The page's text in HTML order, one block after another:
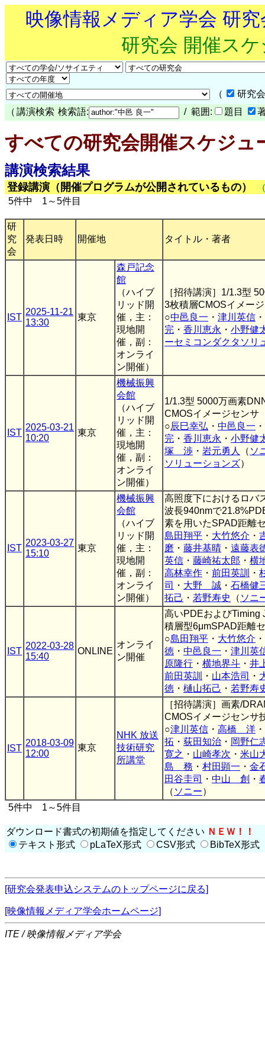
映像情報メディア学会 研
研究会 開催ス
（
研究
（ 講演検索 検索語: / 範囲: 題目
すべての研究会開催スケジュ
講演検索結果
登録講演（開催プログラムが公開されているもの）
5件中 1～5件目
研
究
会
発表日時 開催地 タイトル・著者
IST
2025-11-21
13:30
東京
森戸記念
館
（ハイブ
リッド開
催，主：
現地開
催，副：
オンライ
ン開催）
［招待講演］1/1.3型
3枚積層CMOSイメー
○中邑良一 ・ 津川英信 ・
完 ・ 香川恵永 ・ 小野健
ーセミコンダクタソリ
IST
2025-03-21
10:20
東京
機械振興
会館
（ハイブ
リッド開
催，主：
現地開
催，副：
オンライ
ン開催）
1/1.3型 5000万画素
CMOSイメージセンサ
○辰巳幸弘 ・ 中邑良一 ・
完 ・ 香川恵永 ・ 小野健
塚 渉 ・ 岩元勇人 （ ソ
ソリューションズ）
IST
2023-03-27
15:10
東京
機械振興
会館
（ハイブ
リッド開
催，主：
現地開
催，副：
オンライ
ン開催）
高照度下におけるロバ
波長940nmで
素を用いたSPAD距離
島田翔平 ・ 大竹悠介 ・
磨 ・ 藤井基晴 ・ 遠藤表
英信 ・ 藤崎祐太郎 ・ 横
高林幸作 ・ 前田英訓 ・
司
・ 大野 誠 ・ 石橋健
拓己 ・ 若野寿史 （ ソニ
IST
2022-03-28
15:40
ONLINE
オンライ
ン開催
高いPDEおよびTiming
積層型6μmSPAD距離
○島田翔平 ・ 大竹悠介 ・
徳 ・ 中邑良一 ・ 津川英
原隆行 ・ 横地界斗 ・ 井
前田英訓
・ 山本浩司 ・
徳 ・ 樋山拓己 ・ 若野寿
IST
2018-03-09
12:00
東京
NHK 放送
技術研究
所講堂
［招待講演］画素/
CMOSイメージセンサ
○津川英信 ・ 高橋 洋 ・
拓 ・ 荻田知治 ・ 岡野仁
寛之 ・ 山崎孝次 ・ 米山
島 務 ・ 村田顕一 ・ 金
田谷圭司
・ 中山 創 ・
（ ソニー）
5件中 1～5件目
ダウンロード書式の初期値を指定してください ＮＥＷ！！
テキスト形式
pLaTeX形式 CSV形式 BibTeX形式
[研究会発表申込システムのトップページに戻る]
[映像情報メディア学会ホームページ]
ITE / 映像情報メディア学会